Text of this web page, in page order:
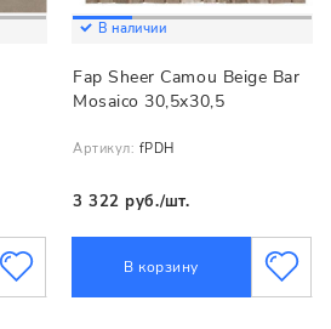
В наличии
Fap Sheer Camou Beige Bar
Mosaico 30,5x30,5
Артикул: fPDH
3 322 руб./шт.
В корзину